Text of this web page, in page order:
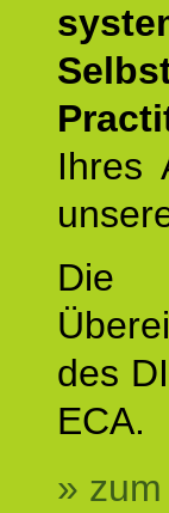
Ihres
Die
des
ECA.
»